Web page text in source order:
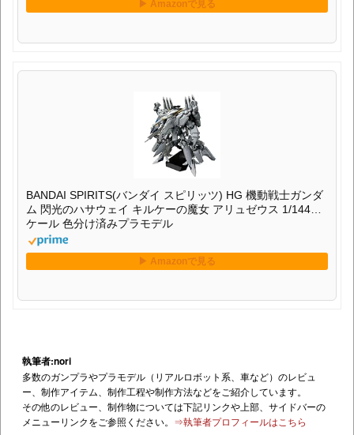
BANDAI SPIRITS(バンダイ スピリッツ) HG 機動戦士ガンダ
ム 閃光のハサウェイ キルケーの魔女 アリュゼウス 1/144ス
ケール 色分け済みプラモデル
執筆者:nori
多数のガンプラやプラモデル（リアルロボット系、車など）のレビュ
ー、制作アイテム、制作工程や制作方法などをご紹介しています。
その他のレビュー、制作物については下記リンクや上部、サイドバーの
メニューリンクをご参照ください。 ⇒執筆者プロフィールはこちら